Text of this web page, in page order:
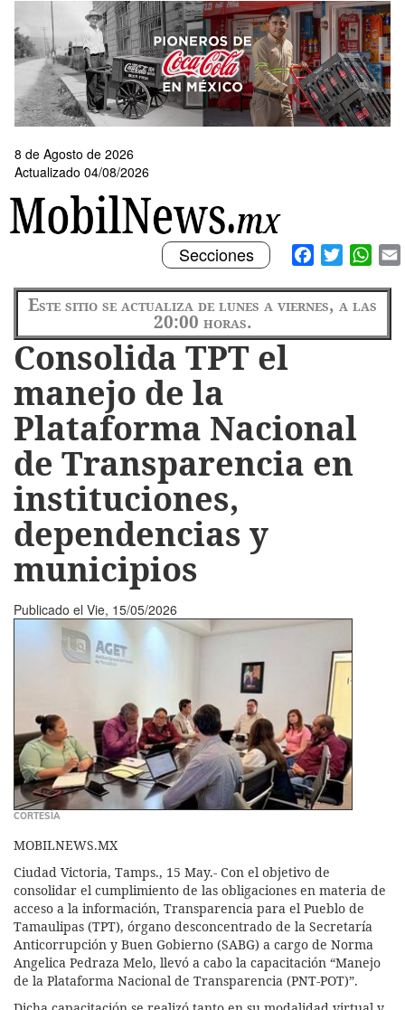
contenido
principal
8 de Agosto de 2026
Actualizado 04/08/2026
Facebook
Twitter
Toggle
navigation
Secciones
Este sitio se actualiza de lunes a viernes, a las
20:00 horas.
Consolida TPT el
manejo de la
Plataforma Nacional
de Transparencia en
instituciones,
dependencias y
municipios
Publicado el Vie, 15/05/2026
CORTESÍA
MOBILNEWS.MX
Ciudad Victoria, Tamps., 15 May.- Con el objetivo de
consolidar el cumplimiento de las obligaciones en materia de
acceso a la información, Transparencia para el Pueblo de
Tamaulipas (TPT), órgano desconcentrado de la Secretaría
Anticorrupción y Buen Gobierno (SABG) a cargo de Norma
Angelica Pedraza Melo, llevó a cabo la capacitación “Manejo
de la Plataforma Nacional de Transparencia (PNT-POT)”.